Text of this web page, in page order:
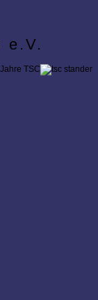
e.V.